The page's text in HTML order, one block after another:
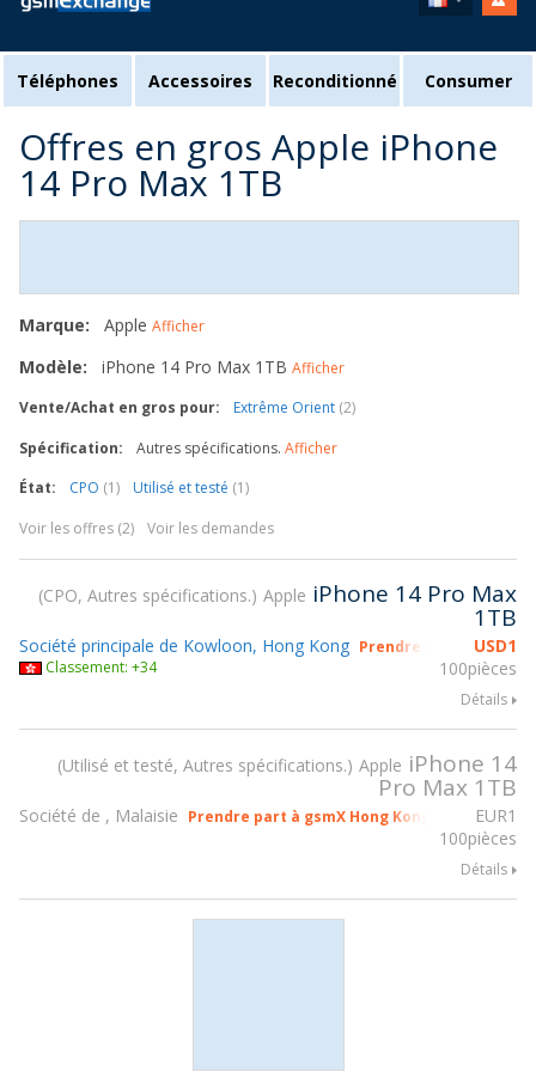
Téléphones Accessoires Reconditionné Consumer
Offres en gros Apple iPhone
14 Pro Max 1TB
Marque: Apple Afficher
Modèle: iPhone 14 Pro Max 1TB Afficher
Vente/Achat en gros pour:
Extrême Orient (2)
Spécification:
Autres spécifications. Afficher
État:
CPO (1) Utilisé et testé (1)
Voir les offres (2)
Voir les demandes
CPO, Autres spécifications. Apple iPhone 14 Pro Max
1TB
USD1
100pièces
Société principale de Kowloon, Hong Kong Prendre part à gsmX
Classement: +34
Détails
Utilisé et testé, Autres spécifications. Apple iPhone 14
Pro Max 1TB
EUR1
100pièces
Société de , Malaisie Prendre part à gsmX Hong Kong 2026
Détails